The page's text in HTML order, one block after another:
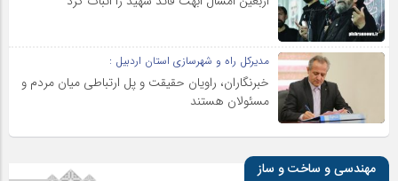
مدیرکل راه و شهرسازی استان اردبیل :
خبرنگاران، راویان حقیقت و پل ارتباطی میان مردم و
مسئولان هستند
مهندسی و ساخت و ساز